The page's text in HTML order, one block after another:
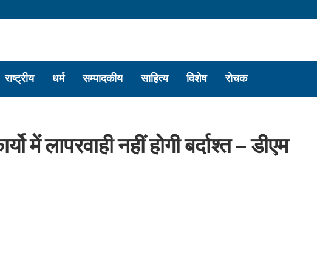
राष्ट्रीय धर्म सम्पादकीय साहित्य विशेष रोचक
में लापरवाही नहीं होगी बर्दाश्त – डीएम